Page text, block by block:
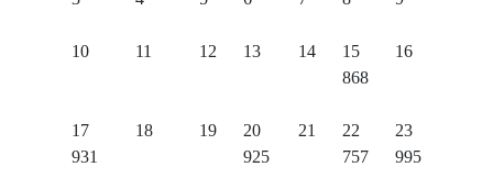
10 11 12 13 14
15
868
16
17
931
18 19
20
925
21
22
757
23
995